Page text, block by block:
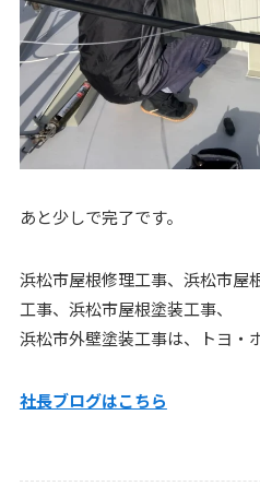
あと少しで完了です。
浜松市屋根修理工事、浜松市屋
工事、浜松市屋根塗装工事、
浜松市外壁塗装工事は、トヨ・
社長ブログはこちら